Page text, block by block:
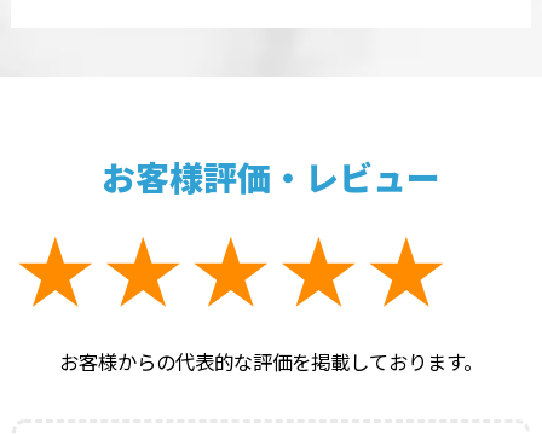
お客様評価・レビュー
お客様からの代表的な評価を掲載しております。